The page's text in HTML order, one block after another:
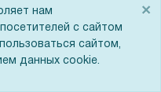
нам
с сайтом
сайтом,
данных cookie.
×